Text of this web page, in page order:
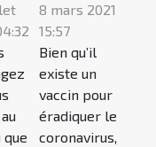
que
8 mars 2021
15:57
Bien qu’il
existe un
vaccin pour
éradiquer le
coronavirus,